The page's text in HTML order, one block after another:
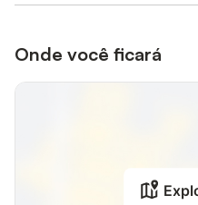
Onde você ficará